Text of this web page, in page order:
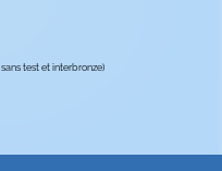
test et interbronze)